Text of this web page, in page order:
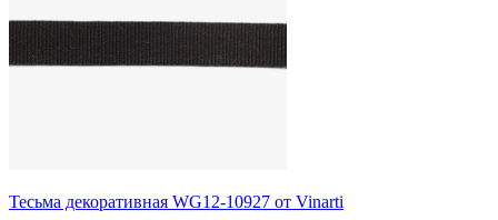
Тесьма декоративная WG12-10927 от Vinarti